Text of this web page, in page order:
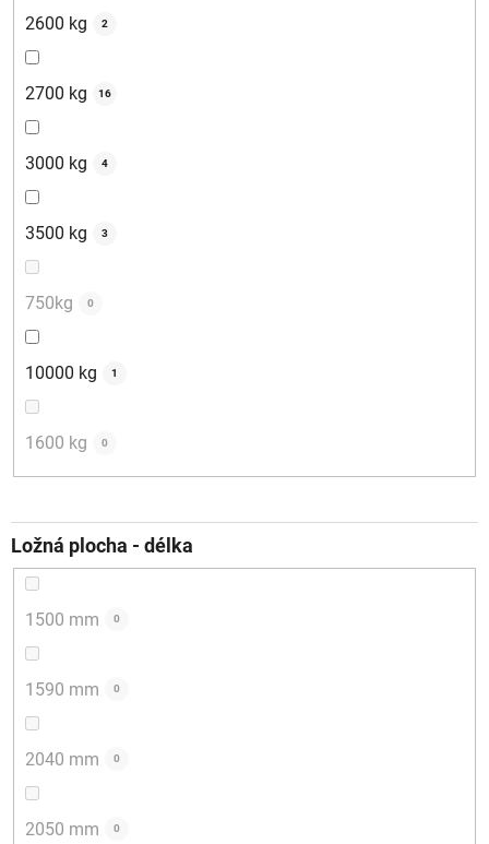
2600 kg 2
2700 kg 16
3000 kg 4
3500 kg 3
750kg 0
10000 kg 1
1600 kg 0
Ložná plocha - délka
1500 mm 0
1590 mm 0
2040 mm 0
2050 mm 0